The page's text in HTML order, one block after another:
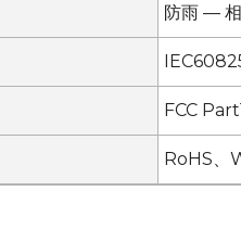
防雨 —
FCC
RoHS、